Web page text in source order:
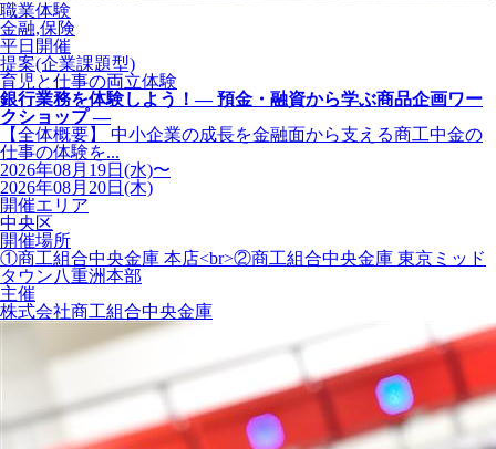
職業体験
金融,保険
平日開催
提案(企業課題型)
育児と仕事の両立体験
銀行業務を体験しよう！― 預金・融資から学ぶ商品企画ワー
クショップ ―
【全体概要】 中小企業の成長を金融面から支える商工中金の
仕事の体験を...
2026年08月19日(水)〜
2026年08月20日(木)
開催エリア
中央区
開催場所
①商工組合中央金庫 本店<br>②商工組合中央金庫 東京ミッド
タウン八重洲本部
主催
株式会社商工組合中央金庫